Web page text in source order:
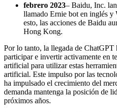
febrero 2023– Baidu, Inc.
llamado Ernie bot en inglés
esto, las acciones de Baidu
Hong Kong.
Por lo tanto, la llegada de ChatGPT
participar e invertir activamente en
artificial para utilizar estas
artificial. Este impulso por las
ha impulsado el crecimiento del
demanda mantenga la posición de
próximos años.